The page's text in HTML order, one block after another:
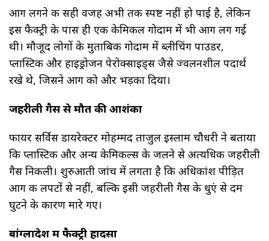
आग लगने की सही वजह अभी तक स्पष्ट नहीं हो पाई है, लेकिन
इस फैक्ट्री के पास ही एक केमिकल गोदाम में भी आग लग गई
थी। मौजूद लोगों के मुताबिक गोदाम में ब्लीचिंग पाउडर,
प्लास्टिक और हाइड्रोजन पेरोक्साइड्स जैसे ज्वलनशील पदार्थ
रखे थे, जिसने आग को और भड़का दिया।
जहरीली गैस से मौत की आशंका
फायर सर्विस डायरेक्टर मोहम्मद ताजुल इस्लाम चौधरी ने बताया
कि प्लास्टिक और अन्य केमिकल्स के जलने से अत्यधिक जहरीली
गैस निकली। शुरुआती जांच में लगता है कि अधिकांश पीड़ित
आग की लपटों से नहीं, बल्कि इसी जहरीली गैस के धुएं से दम
घुटने के कारण मारे गए।
बांग्लादेश में फैक्ट्री हादसा